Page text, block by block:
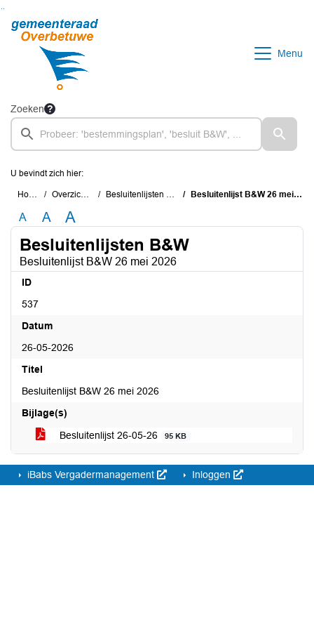
Menu
Zoeken
U bevindt zich hier:
Home Overzichten Besluitenlijsten B&W Besluitenlijst B&W 26 mei 2026
A A A
Besluitenlijsten B&W
Besluitenlijst B&W 26 mei 2026
ID
537
Datum
26-05-2026
Titel
Besluitenlijst B&W 26 mei 2026
Bijlage(s)
Besluitenlijst 26-05-26
95 KB
iBabs Vergadermanagement Inloggen